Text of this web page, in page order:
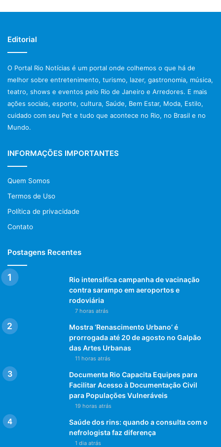
cantar.
Retorna novamente com seu show, neste dia 19 na Grande
Rio, num encontro de gigantes, com Luiz Carlos e o grupo
Raça Negra e Dhema.
O rei dos bailes e do swing iniciou sua carreira em 1975 e
na última década, com o revival do estilo musical e o
influenciados pelo seu som.
Na Santa Farra
Sol”, entre muitas outras pérolas do cantor.
Mais conhecido comoDhema, Ademir Marques da Silva é
um cantor e compositor, que estreou nos discos do cantor
Editorial
O Portal Rio Notícias é um portal onde colhemos o que há de
melhor sobre entretenimento, turismo, lazer, gastronomia, música,
teatro, shows e eventos pelo Rio de Janeiro e Arredores. E mais
ações sociais, esporte, cultura, Saúde, Bem Estar, Moda, Estilo,
cuidado com seu Pet e tudo que acontece no Rio, no Brasil e no
Mundo.
INFORMAÇÕES IMPORTANTES
Quem Somos
Termos de Uso
Política de privacidade
Contato
Postagens Recentes
Rio intensifica campanha de vacinação
contra sarampo em aeroportos e
rodoviária
7 horas atrás
Mostra ‘Renascimento Urbano’ é
prorrogada até 20 de agosto no Galpão
das Artes Urbanas
11 horas atrás
Documenta Rio Capacita Equipes para
Facilitar Acesso à Documentação Civil
para Populações Vulneráveis
19 horas atrás
Saúde dos rins: quando a consulta com o
nefrologista faz diferença
1 dia atrás